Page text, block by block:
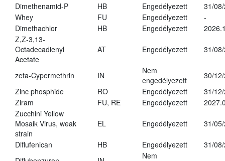
Dimethenamid-P
HB Engedélyezett
31/
Whey
FU Engedélyezett
-
Dimethachlor
HB Engedélyezett
Z,Z-3,13-
Octadecadienyl
Acetate
AT Engedélyezett 31/
zeta-Cypermethrin IN
Nem
engedélyezett
30/
Zinc phosphide
RO Engedélyezett
31/
Ziram
FU, RE Engedélyezett
Zucchini Yellow
Mosaik Virus, weak
strain
EL Engedélyezett 31/
Diflufenican HB Engedélyezett
31/
Nem